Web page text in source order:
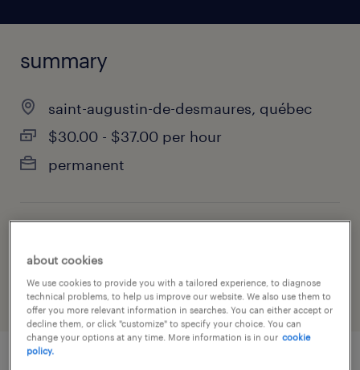
summary
saint-augustin-de-desmaures, québec
$30.00 - $37.00 per hour
permanent
construction, trades & mining
about cookies
We use cookies to provide you with a tailored experience, to diagnose
technical problems, to help us improve our website. We also use them to
offer you more relevant information in searches. You can either accept or
decline them, or click "customize" to specify your choice. You can
change your options at any time. More information is in our cookie
policy.